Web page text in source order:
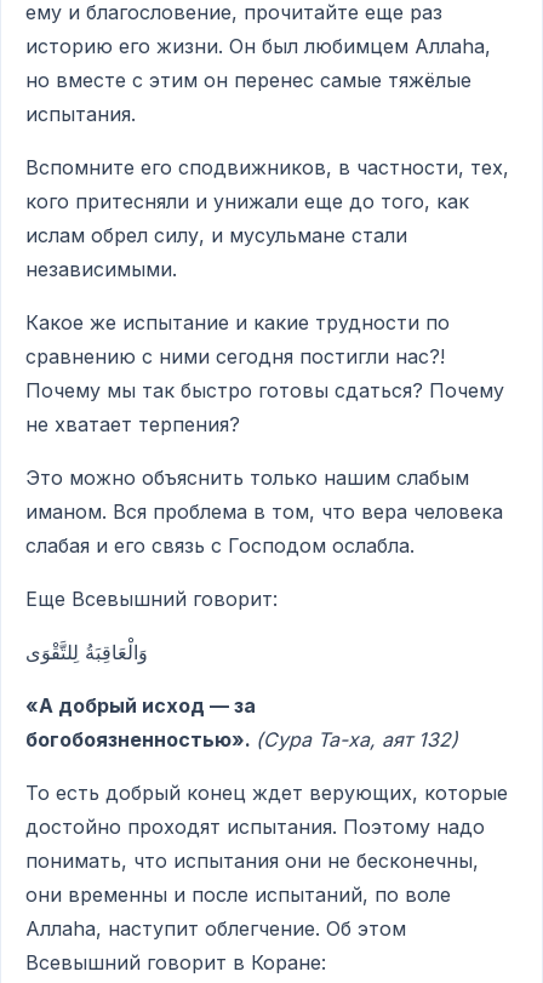
ему и благословение, прочитайте еще раз
историю его жизни. Он был любимцем Аллаhа,
но вместе с этим он перенес самые тяжёлые
испытания.
Вспомните его сподвижников, в частности, тех,
кого притесняли и унижали еще до того, как
ислам обрел силу, и мусульмане стали
независимыми.
Какое же испытание и какие трудности по
сравнению с ними сегодня постигли нас?!
Почему мы так быстро готовы сдаться? Почему
не хватает терпения?
Это можно объяснить только нашим слабым
иманом. Вся проблема в том, что вера человека
слабая и его связь с Господом ослабла.
Еще Всевышний говорит:
وَالْعَاقِبَةُ لِلتَّقْوَى
«А добрый исход — за
богобоязненностью». (Сура Та-ха, аят 132)
То есть добрый конец ждет верующих, которые
достойно проходят испытания. Поэтому надо
понимать, что испытания они не бесконечны,
они временны и после испытаний, по воле
Аллаhа, наступит облегчение. Об этом
Всевышний говорит в Коране: